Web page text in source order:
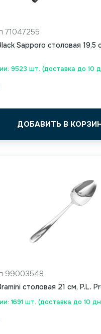
9523 шт. (доставка до 10
71047255
Sapporo столовая 19,5
ДОБАВИТЬ В
1691 шт. (доставка до 10
99003548
столовая 21 см, P.L.